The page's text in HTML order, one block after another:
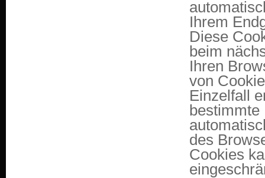
Ihrem
Diese
beim
Ihren
von
Einzelfall
des
Cookies